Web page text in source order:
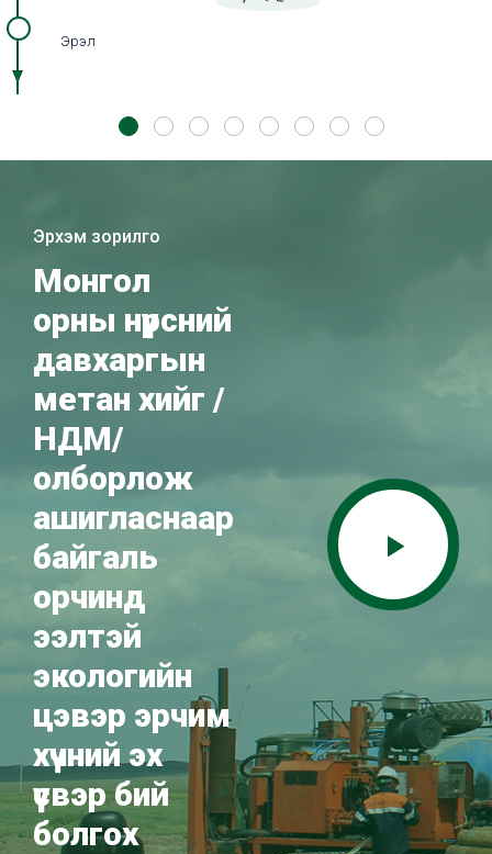
Эрэл
Эрхэм зорилго
Монгол
орны нүүрсний
давхаргын
метан хийг /
НДМ/
олборлож
ашигласнаар
байгаль
орчинд
ээлтэй
экологийн
цэвэр эрчим
хүчний эх
үүсвэр бий
болгох